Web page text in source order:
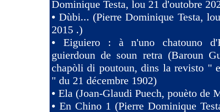
Dominique Testa, lou 21 d'outobre
•Dùbi... (Pierre Dominique Testa,
2015 .)
• Eiguiero : à n'uno chatouno
guierdoun de soun retra (Baroun
chapòli di poutoun, dins la revisto "
" du 21 décembre 1902)
• Ela (Joan-Glaudi Puech, pouèto de
• En Chino 1 (Pierre Dominique